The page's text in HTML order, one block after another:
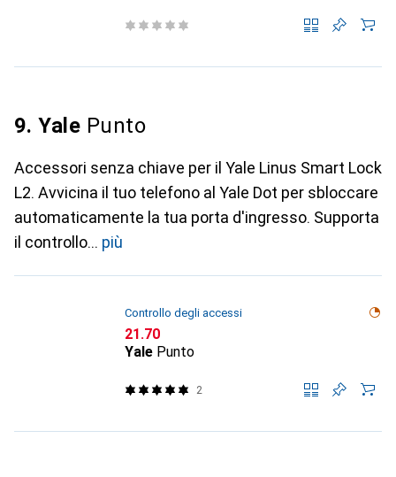
9. Yale Punto
Accessori senza chiave per il Yale Linus Smart Lock
L2. Avvicina il tuo telefono al Yale Dot per sbloccare
automaticamente la tua porta d'ingresso. Supporta
il controllo
più
Controllo degli accessi
CHF
21.70
Yale Punto
2